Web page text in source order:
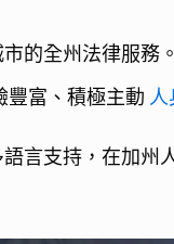
的全州法律服務
豐富、積極主動 人
言支持，在加